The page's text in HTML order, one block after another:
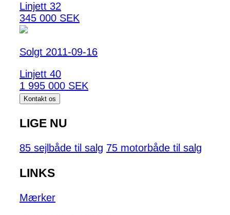
Linjett 32
345 000 SEK
Solgt 2011-09-16
Linjett 40
1 995 000 SEK
Kontakt os
LIGE NU
85 sejlbåde til salg 75 motorbåde til salg
LINKS
Mærker